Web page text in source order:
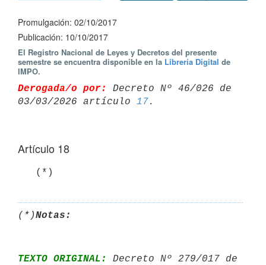
Promulgación: 02/10/2017
Publicación: 10/10/2017
El Registro Nacional de Leyes y Decretos del presente
semestre se encuentra disponible en la Librería Digital de
IMPO.
Derogada/o por:
Decreto Nº 46/026 de
03/03/2026 artículo 17
Artículo 18
   (*)
(*)Notas:
TEXTO ORIGINAL: Decreto Nº 279/017 de